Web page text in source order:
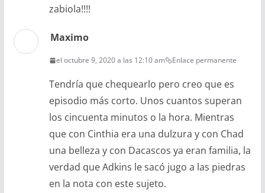
zabiola!!!!
Maximo
el octubre 9, 2020 a las 12:10 am Enlace permanente
Tendría que chequearlo pero creo que es
episodio más corto. Unos cuantos superan
los cincuenta minutos o la hora. Mientras
que con Cinthia era una dulzura y con Chad
una belleza y con Dacascos ya eran familia, la
verdad que Adkins le sacó jugo a las piedras
en la nota con este sujeto.